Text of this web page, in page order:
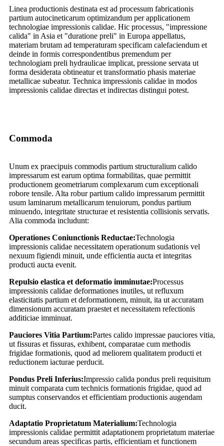
Linea productionis destinata est ad processum fabricationis
partium autocineticarum optimizandum per applicationem
technologiae impressionis calidae. Hic processus, "impressione
calida" in Asia et "duratione preli" in Europa appellatus,
materiam brutam ad temperaturam specificam calefaciendum et
deinde in formis correspondentibus premendum per
technologiam preli hydraulicae implicat, pressione servata ut
forma desiderata obtineatur et transformatio phasis materiae
metallicae subeatur. Technica impressionis calidae in modos
impressionis calidae directas et indirectas distingui potest.
Commoda
Unum ex praecipuis commodis partium structuralium calido
impressarum est earum optima formabilitas, quae permittit
productionem geometriarum complexarum cum exceptionali
robore tensile. Alta robur partium calido impressarum permittit
usum laminarum metallicarum tenuiorum, pondus partium
minuendo, integritate structurae et resistentia collisionis servatis.
Alia commoda includunt:
Operationes Coniunctionis Reductae:Technologia
impressionis calidae necessitatem operationum sudationis vel
nexuum figiendi minuit, unde efficientia aucta et integritas
producti aucta evenit.
Repulsio elastica et deformatio imminutae:Processus
impressionis calidae deformationes inutiles, ut refluxum
elasticitatis partium et deformationem, minuit, ita ut accuratam
dimensionum accuratam praestet et necessitatem refectionis
additiciae imminuat.
Pauciores Vitia Partium:Partes calido impressae pauciores vitia,
ut fissuras et fissuras, exhibent, comparatae cum methodis
frigidae formationis, quod ad meliorem qualitatem producti et
reductionem iacturae perducit.
Pondus Preli Inferius:Impressio calida pondus preli requisitum
minuit comparata cum technicis formationis frigidae, quod ad
sumptus conservandos et efficientiam productionis augendam
ducit.
Adaptatio Proprietatum Materialium:Technologia
impressionis calidae permittit adaptationem proprietatum materiae
secundum areas specificas partis, efficientiam et functionem